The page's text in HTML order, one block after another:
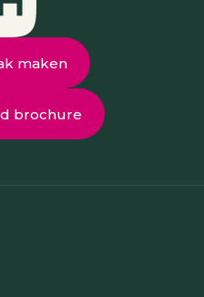
maken
brochure